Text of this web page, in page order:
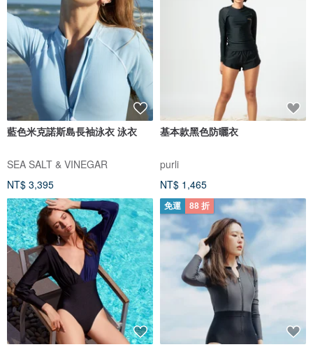
藍色米克諾斯島長袖泳衣 泳衣
SEA SALT & VINEGAR
NT$ 3,395
基本款黑色防曬衣
purli
NT$ 1,465
免運 88 折